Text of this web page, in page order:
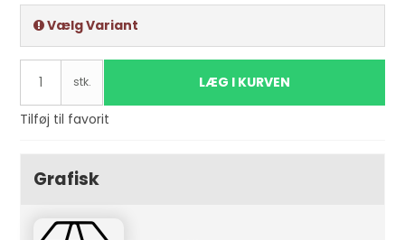
Vælg Variant
stk. LÆG I KURVEN
Tilføj til favorit
Grafisk